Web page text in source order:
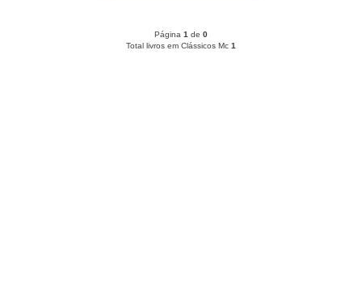
Página 1 de 0
Total livros em Clássicos Mc 1